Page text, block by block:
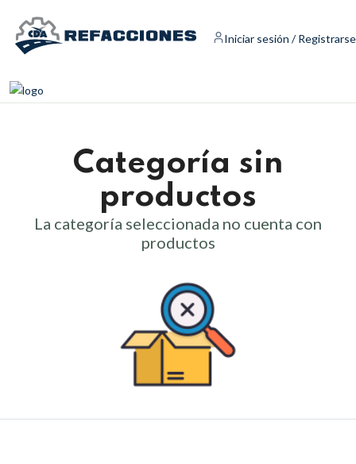
Iniciar sesión / Registrarse
Categoría sin
productos
La categoría seleccionada no cuenta con
productos